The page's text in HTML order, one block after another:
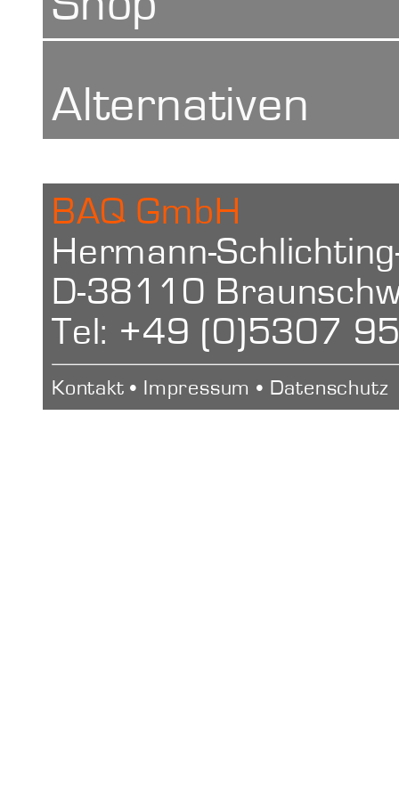
1
0,184 kg
Manual
Alternativen
Shore
Shore
BAQ GmbH
Hermann-
D-38110
Tel: +49 (0)5307
Kontakt • Impressum • Datenschutz